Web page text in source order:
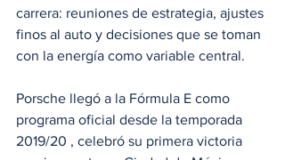
carrera: reuniones de estrategia, ajustes
finos al auto y decisiones que se toman
con la energía como variable central.
Porsche llegó a la Fórmula E como
programa oficial desde la temporada
2019/20 , celebró su primera victoria